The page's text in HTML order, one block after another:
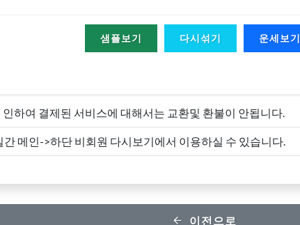
샘플보기 다시섞기 운세보기
하여 결제된 서비스에 대해서는 교환및 환불이 안됩니다.
메인->하단 비회원 다시보기에서 이용하실 수 있습니다.
이전으로